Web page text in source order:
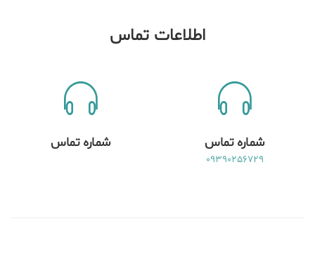
اطلاعات تماس
شماره تماس
09390256729
شماره تماس